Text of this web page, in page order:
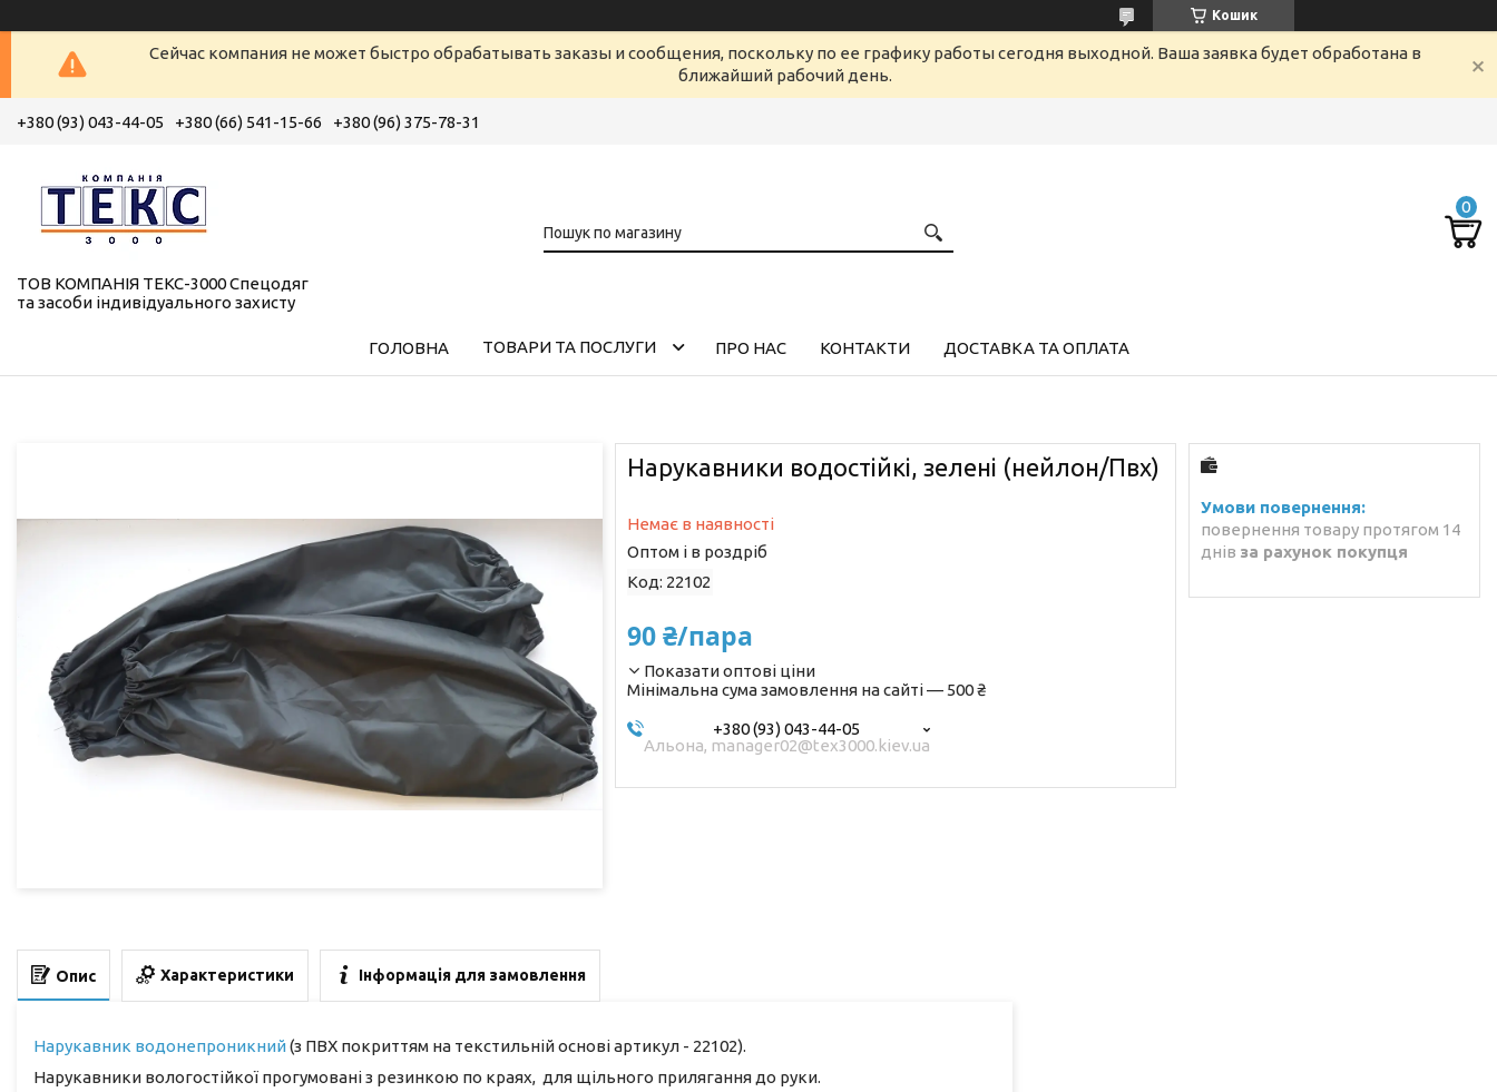
Кошик
Сейчас компания не может быстро обрабатывать заказы и сообщения, поскольку по ее графику работы сегодня выходной. Ваша заявка будет обработана в
ближайший рабочий день.
+380 (93) 043-44-05 +380 (66) 541-15-66 +380 (96) 375-78-31
ТОВ КОМПАНІЯ ТЕКС-3000 Спецодяг
та засоби індивідуального захисту
ГОЛОВНА ТОВАРИ ТА ПОСЛУГИ ПРО НАС КОНТАКТИ ДОСТАВКА ТА ОПЛАТА
Нарукавники водостійкі, зелені (нейлон/Пвх)
Немає в наявності
Оптом і в роздріб
Код: 22102
90 ₴/пара
Показати оптові ціни
Мінімальна сума замовлення на сайті — 500 ₴
+380 (93) 043-44-05
Альона, manager02@tex3000.kiev.ua
повернення товару протягом 14
днів за рахунок покупця
Опис Характеристики Інформація для замовлення
Нарукавник водонепроникний(з ПВХ покриттям на текстильній основі артикул - 22102).
Нарукавники вологостійкої прогумовані з резинкою по краях, для щільного прилягання до руки.